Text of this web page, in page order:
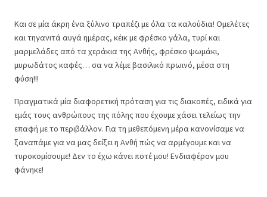
Και σε μία άκρη ένα ξύλινο τραπέζι με όλα τα καλούδια! Ομελέτες
και τηγανιτά αυγά ημέρας, κέικ με φρέσκο γάλα, τυρί και
μαρμελάδες από τα χεράκια της Ανθής, φρέσκο ψωμάκι,
μυρωδάτος καφές… σα να λέμε βασιλικό πρωινό, μέσα στη
φύση!!!
Πραγματικά μία διαφορετική πρόταση για τις διακοπές, ειδικά για
εμάς τους ανθρώπους της πόλης που έχουμε χάσει τελείως την
επαφή με το περιβάλλον. Για τη μεθεπόμενη μέρα κανονίσαμε να
ξαναπάμε για να μας δείξει η Ανθή πώς να αρμέγουμε και να
τυροκομίσουμε! Δεν το έχω κάνει ποτέ μου! Ενδιαφέρον μου
φάνηκε!